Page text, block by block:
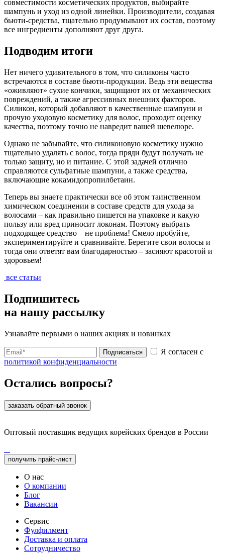
совместимости косметических продуктов, выбирайте
шампунь и уход из одной линейки. Производители, создавая
бьюти-средства, тщательно продумывают их состав, поэтому
все ингредиенты дополняют друг друга.
Подводим итоги
Нет ничего удивительного в том, что силиконы часто
встречаются в составе бьюти-продукции. Ведь эти вещества
«оживляют» сухие кончики, защищают их от механических
повреждений, а также агрессивных внешних факторов.
Силикон, который добавляют в качественные шампуни и
прочую уходовую косметику для волос, проходит оценку
качества, поэтому точно не навредит вашей шевелюре.
Однако не забывайте, что силиконовую косметику нужно
тщательно удалять с волос, тогда пряди будут получать не
только защиту, но и питание. С этой задачей отлично
справляются сульфатные шампуни, а также средства,
включающие кокамидопропилбетаин.
Теперь вы знаете практически все об этом таинственном
химическом соединении в составе средств для ухода за
волосами – как правильно пишется на упаковке и какую
пользу или вред приносит локонам. Поэтому выбрать
подходящее средство – не проблема! Смело пробуйте,
экспериментируйте и сравнивайте. Берегите свои волосы и
тогда они ответят вам благодарностью – засияют красотой и
здоровьем!
все статьи
Подпишитесь
на нашу рассылку
Узнавайте первыми о наших акциях и новинках
Подписаться
Я согласен с
политикой конфиденциальности
Остались вопросы?
заказать обратный звонок
Оптовый поставщик ведущих корейских брендов в России
получить прайс-лист
О нас
О компании
Блог
Вакансии
Сервис
Фулфилмент
Доставка и оплата
Сотрудничество